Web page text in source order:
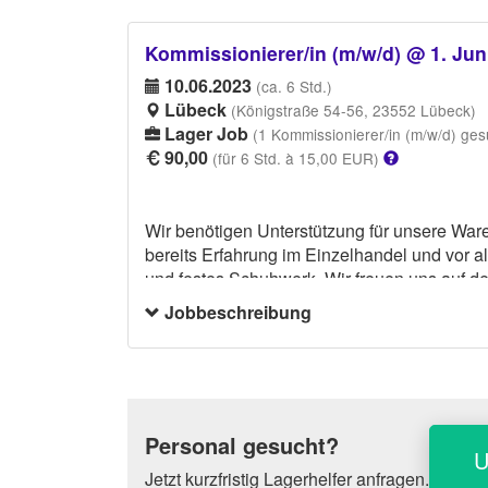
Kommissionierer/in (m/w/d) @ 1.
10.06.2023 (ca. 6 Std.)
Lübeck (Königstraße 54-56, 23552 Lübeck)
Lager Job (1 Kommissionierer/in (m/w/d)
90,00 (für 6 Std. à 15,00 EUR)
Wir benötigen Unterstützung für unsere
bereits Erfahrung im Einzelhandel und vor
und festes Schuhwerk. Wir freuen uns auf
Jobbeschreibung
Personal gesucht?
Jetzt kurzfristig Lagerhelfer anfragen.